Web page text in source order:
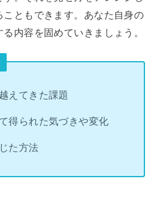
ともできます。あなた自身の
内容を固めていきましょう。
えてきた課題
得られた気づきや変化
た方法